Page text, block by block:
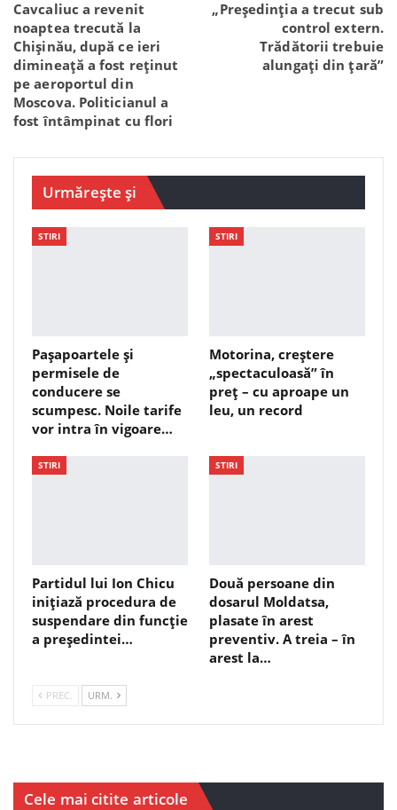
Cavcaliuc a revenit
noaptea trecută la
Chișinău, după ce ieri
dimineață a fost reținut
pe aeroportul din
Moscova. Politicianul a
fost întâmpinat cu flori
„Președinția a trecut sub
control extern.
Trădătorii trebuie
alungați din țară”
Urmărește și
STIRI
Pașapoartele și
permisele de
conducere se
scumpesc. Noile tarife
vor intra în vigoare…
STIRI
Motorina, creștere
„spectaculoasă” în
preț – cu aproape un
leu, un record
STIRI
Partidul lui Ion Chicu
inițiază procedura de
suspendare din funcție
a președintei…
STIRI
Două persoane din
dosarul Moldatsa,
plasate în arest
preventiv. A treia – în
arest la…
PREC. URM.
Cele mai citite articole